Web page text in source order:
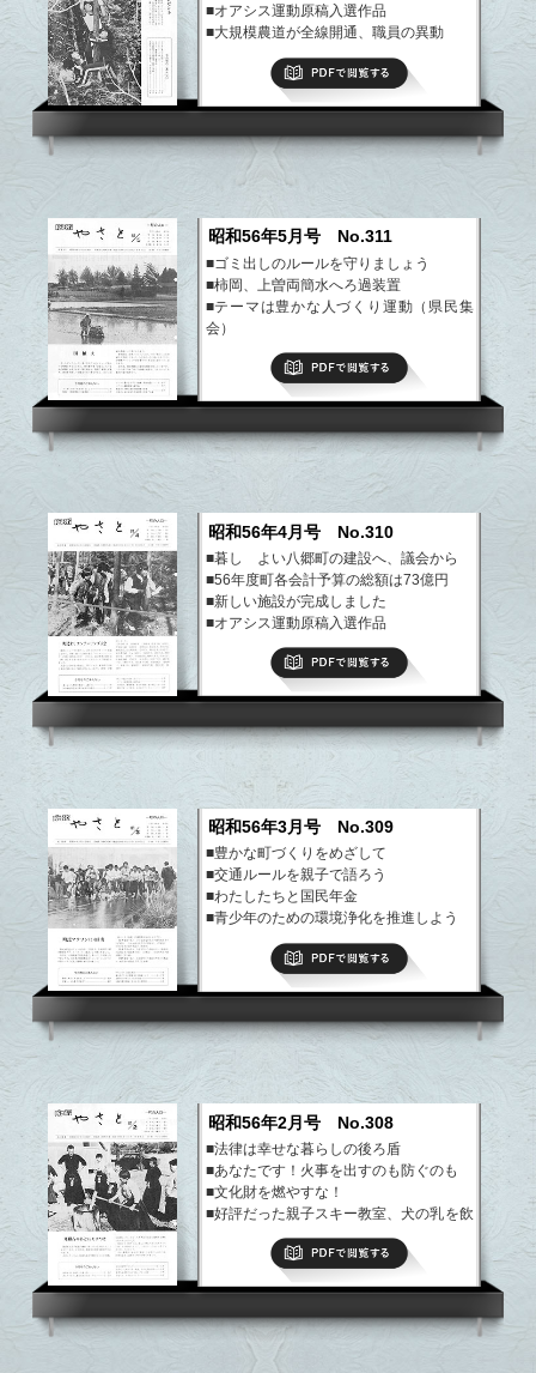
■オアシス運動原稿入選作品
■大規模農道が全線開通、職員の異動
■県政モニターに佐藤さん、やさと文芸
昭和56年5月号 No.311
■ゴミ出しのルールを守りましょう
■柿岡、上曽両簡水へろ過装置
■テーマは豊かな人づくり運動（県民集
会）
■オアシス運動原稿入選作品
■飯島さんが勲七等青色桐葉章を受章
■中島さん全日本学生児童発明工夫展で入
など
PDFで閲覧する
昭和56年4月号 No.310
■暮し よい八郷町の建設へ、議会から
■56年度町各会計予算の総額は73億円
■新しい施設が完成しました
■オアシス運動原稿入選作品
■永田転作、環境整備、青少年問題に強い
■部原に豚コレラ発生、わが家のアイドル
PDFで閲覧する
昭和56年3月号 No.309
■豊かな町づくりをめざして
■交通ルールを親子で語ろう
■わたしたちと国民年金
■青少年のための環境浄化を推進しよう
■上曽の臼井さんら23名が入選
■小堀の園芸団地に1300人の視察者
昭和56年2月号 No.308
■法律は幸せな暮らしの後ろ盾
■あなたです！火事を出すのも防ぐのも
■文化財を燃やすな！
■好評だった親子スキー教室、犬の乳を飲
■優秀な後継者7名が受彰、やさと文芸
■お知らせ、わが家のアイドル
PDFで閲覧する